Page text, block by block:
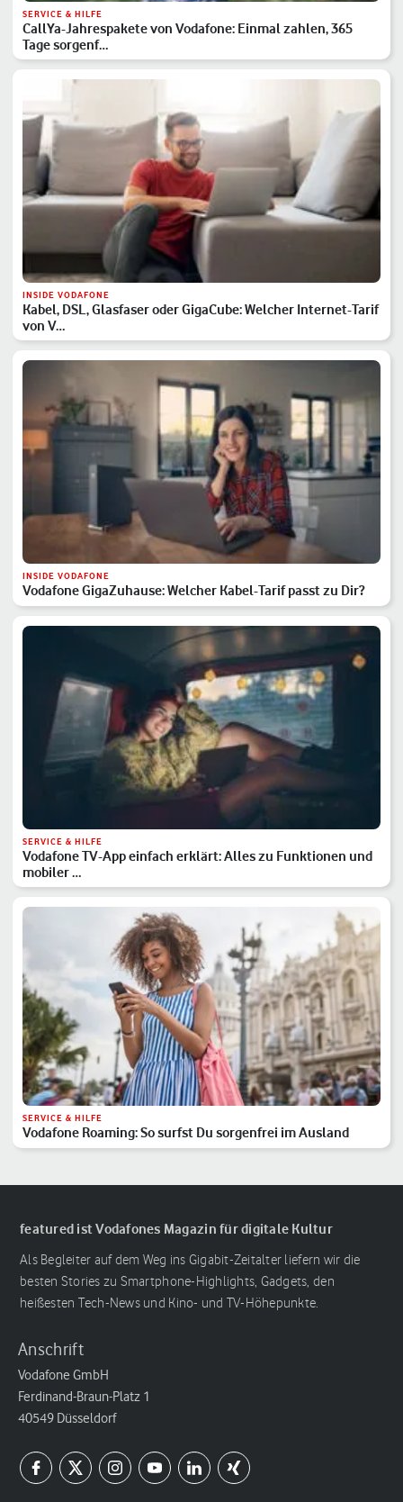
SERVICE & HILFE
CallYa-Jahrespakete von Vodafone: Einmal zahlen, 365
Tage sorgenf…
INSIDE VODAFONE
Kabel, DSL, Glasfaser oder GigaCube: Welcher Internet-Tarif
von V…
INSIDE VODAFONE
Vodafone GigaZuhause: Welcher Kabel-Tarif passt zu Dir?
SERVICE & HILFE
Vodafone TV-App einfach erklärt: Alles zu Funktionen und
mobiler …
SERVICE & HILFE
Vodafone Roaming: So surfst Du sorgenfrei im Ausland
featured ist Vodafones Magazin für digitale Kultur
Als Begleiter auf dem Weg ins Gigabit-Zeitalter liefern wir die
besten Stories zu Smartphone-Highlights, Gadgets, den
heißesten Tech-News und Kino- und TV-Höhepunkte.
Anschrift
Vodafone GmbH
Ferdinand-Braun-Platz 1
40549 Düsseldorf